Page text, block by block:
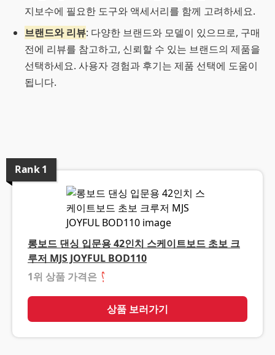
지보수에 필요한 도구와 액세서리를 함께 고려하세요.
브랜드와 리뷰: 다양한 브랜드와 모델이 있으므로, 구매
전에 리뷰를 참고하고, 신뢰할 수 있는 브랜드의 제품을
선택하세요. 사용자 경험과 후기는 제품 선택에 도움이
됩니다.
Rank1
롱보드 댄싱 입문용 42인치 스케이트보드 초보 크
루저 MJS JOYFUL BOD110
1위 상품 가격은 ❓
상품 보러가기